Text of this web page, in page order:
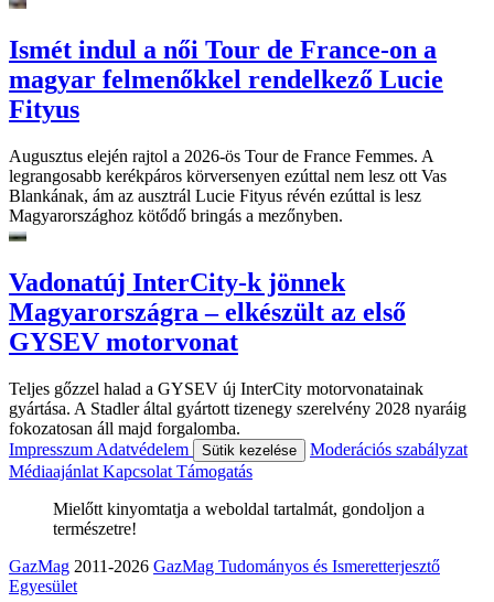
Ismét indul a női Tour de France-on a
magyar felmenőkkel rendelkező Lucie
Fityus
Augusztus elején rajtol a 2026-ös Tour de France Femmes. A
legrangosabb kerékpáros körversenyen ezúttal nem lesz ott Vas
Blankának, ám az ausztrál Lucie Fityus révén ezúttal is lesz
Magyarországhoz kötődő bringás a mezőnyben.
Vadonatúj InterCity-k jönnek
Magyarországra – elkészült az első
GYSEV motorvonat
Teljes gőzzel halad a GYSEV új InterCity motorvonatainak
gyártása. A Stadler által gyártott tizenegy szerelvény 2028 nyaráig
fokozatosan áll majd forgalomba.
Impresszum Adatvédelem Sütik kezelése
Moderációs szabályzat
Médiaajánlat Kapcsolat Támogatás
Mielőtt kinyomtatja a weboldal tartalmát, gondoljon a
természetre!
GazMag 2011-2026 GazMag Tudományos és Ismeretterjesztő
Egyesület